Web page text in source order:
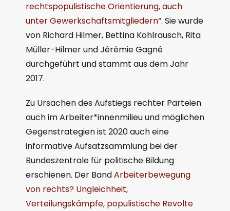
rechtspopulistische Orientierung, auch
unter Gewerkschaftsmitgliedern“. Sie wurde
von Richard Hilmer, Bettina Kohlrausch, Rita
Müller-Hilmer und Jérémie Gagné
durchgeführt und stammt aus dem Jahr
2017.
Zu Ursachen des Aufstiegs rechter Parteien
auch im Arbeiter*innenmilieu und möglichen
Gegenstrategien ist 2020 auch eine
informative Aufsatzsammlung bei der
Bundeszentrale für politische Bildung
erschienen. Der BandArbeiterbewegung
von rechts? Ungleichheit,
Verteilungskämpfe, populistische Revolte